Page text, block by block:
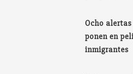
Ocho
ponen en
inmigrantes